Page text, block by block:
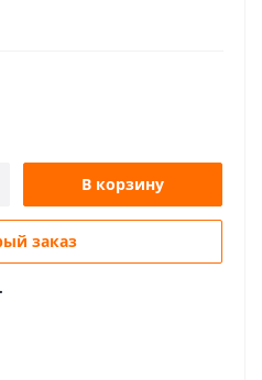
В корзину
заказ